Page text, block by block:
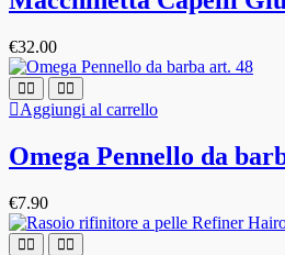
€32.00
Aggiungi al carrello
Omega Pennello da
€7.90